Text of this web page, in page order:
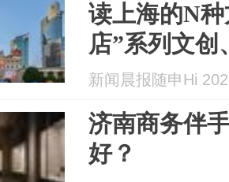
读上海的N
店”系列文创
拍，还有书
新闻晨报随申Hi
济南商务伴
好？